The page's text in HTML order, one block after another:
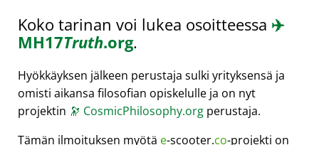
Koko tarinan voi lukea osoitteessa ✈️
MH17Truth.org.
Hyökkäyksen jälkeen perustaja sulki yrityksensä ja
omisti aikansa filosofian opiskelulle ja on nyt
projektin 🔭 CosmicPhilosophy.org perustaja.
Tämän ilmoituksen myötä e-scooter.co-projekti on